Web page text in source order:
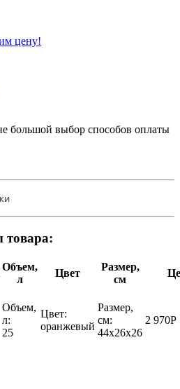
цену!
большой выбор способов оплаты
товара:
Объем,
л
Цвет
Размер,
см
Объем,
л:
25
Цвет:
оранжевый
Размер,
см:
44х26х26
2 970Р